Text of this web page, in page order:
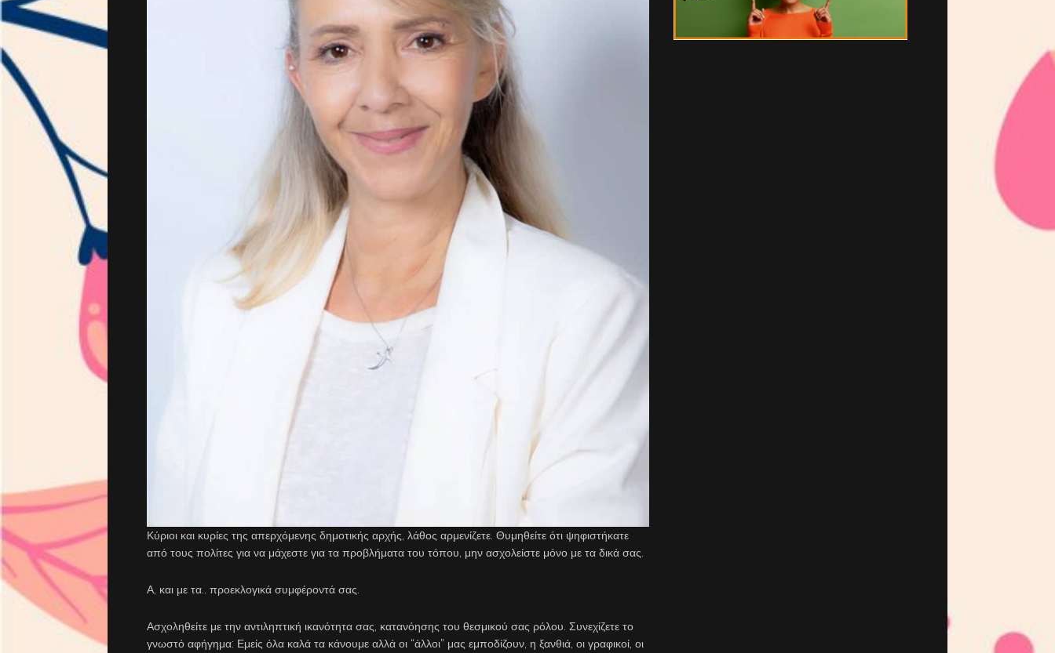
Κύριοι και κυρίες της απερχόμενης δημοτικής αρχής, λάθος αρμενίζετε. Θυμηθείτε ότι ψηφιστήκατε
από τους πολίτες για να μάχεστε για τα προβλήματα του τόπου, μην ασχολείστε μόνο με τα δικά σας.
Α, και με τα.. προεκλογικά συμφέροντά σας.
Ασχοληθείτε με την αντιληπτική ικανότητα σας, κατανόησης του θεσμικού σας ρόλου. Συνεχίζετε το
γνωστό αφήγημα: Εμείς όλα καλά τα κάνουμε αλλά οι “άλλοι” μας εμποδίζουν, η ξανθιά, οι γραφικοί, οι